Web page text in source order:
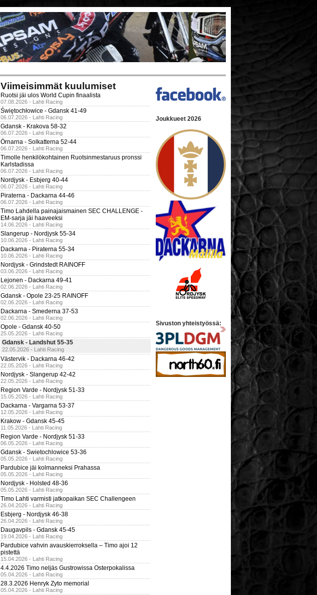
Viimeisimmät kuulumiset
Ruotsi jäi ulos World Cupin finaalista
07.08.2026 - Lahti Racing
Świętochłowice - Gdansk 41-49
06.07.2026 - Lahti Racing
Gdansk - Krakova 58-32
06.07.2026 - Lahti Racing
Örnarna - Solkatterna 52-44
06.07.2026 - Lahti Racing
Timolle henkilökohtainen Ruotsinmestaruus pronssi
Karlstadissa
06.07.2026 - Lahti Racing
Nordjysk - Esbjerg 40-44
06.07.2026 - Lahti Racing
Piraterna - Dackarna 44-46
06.07.2026 - Lahti Racing
Timo Lahdella painajaismainen SEC CHALLENGE -
EM-sarja jäi haaveeksi
14.06.2026 - Lahti Racing
Slangerup - Nordjysk 55-34
10.06.2026 - Lahti Racing
Dackarna - Piraterna 55-34
10.06.2026 - Lahti Racing
Nordjysk - Grindstedt RAINOFF
03.06.2026 - Lahti Racing
Lejonen - Dackarna 49-41
02.06.2026 - Lahti Racing
Gdansk - Opole 23-25 RAINOFF
02.06.2026 - Lahti Racing
Dackarna - Smederna 37-53
02.06.2026 - Lahti Racing
Opole - Gdansk 40-50
25.05.2026 - Lahti Racing
Gdansk - Landshut 55-35
22.05.2026 - Lahti Racing
Västervik - Dackarna 46-42
22.05.2026 - Lahti Racing
Nordjysk - Slangerup 42-42
22.05.2026 - Lahti Racing
Region Varde - Nordjysk 51-33
15.05.2026 - Lahti Racing
Dackarna - Vargarna 53-37
12.05.2026 - Lahti Racing
Krakow - Gdansk 45-45
11.05.2026 - Lahti Racing
Region Varde - Nordjysk 51-33
06.05.2026 - Lahti Racing
Gdansk - Swietochlowice 53-36
05.05.2026 - Lahti Racing
Pardubice jäi kolmanneksi Prahassa
05.05.2026 - Lahti Racing
Nordjysk - Holsted 48-36
05.05.2026 - Lahti Racing
Timo Lahti varmisti jatkopaikan SEC Challengeen
26.04.2026 - Lahti Racing
Esbjerg - Nordjysk 46-38
26.04.2026 - Lahti Racing
Daugavpils - Gdansk 45-45
19.04.2026 - Lahti Racing
Pardubice vahvin avauskierroksella – Timo ajoi 12
pistettä
15.04.2026 - Lahti Racing
4.4.2026 Timo neljäs Gustrowissa Osterpokalissa
05.04.2026 - Lahti Racing
28.3.2026 Henryk Zyto memorial
05.04.2026 - Lahti Racing
Joukkueet 2026
Sivuston yhteistyössä: